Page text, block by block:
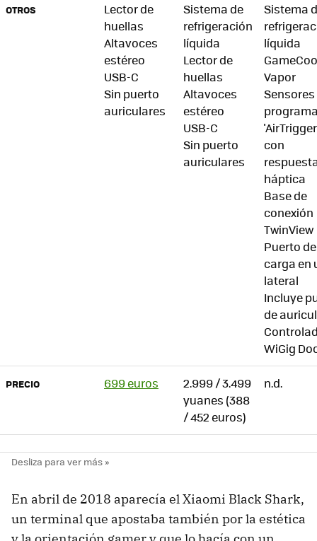
OTROS
Lector de
huellas
Altavoces
estéreo
USB-C
Sin puerto
auriculares
Sistema de
refrigeración
líquida
Lector de
huellas
Altavoces
estéreo
USB-C
Sin puerto
auriculares
Sistema
líquida
Vapor
Sensores
con
háptica
Base de
conexión
TwinView
Puerto de
carga en
lateral
Incluye
de
WiGig
PRECIO 699 euros
2.999 / 3.499
yuanes (388
/ 452 euros)
n.d.
En abril de 2018 aparecía el Xiaomi Black Shark,
un terminal que apostaba también por la estética